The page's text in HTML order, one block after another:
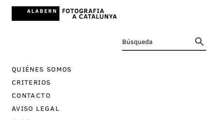
QUIÉNES SOMOS
CRITERIOS
CONTACTO
AVISO LEGAL